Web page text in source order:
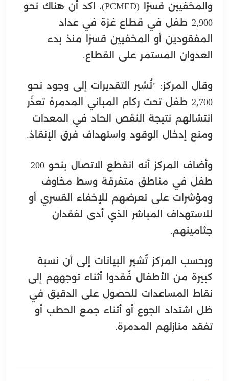
والمخفيين قسرًا (PCMED)، اكد أن هناك نحو
2,900 طفل في قطاع غزة في عداد
المفقودين أو المخفيين قسرًا منذ بدء
العدوان المستمر على القطاع.
وقال المركز: "تُشير التقديرات إلى وجود نحو
2,700 طفل تحت ركام المباني المدمرة تعذّر
انتشالهم نتيجة النقص الحاد في المعدات
ومنع إدخال الوقود واستهداف فرق الإنقاذ.
وأضاف المركز أنه انقطع الاتصال بنحو 200
طفل في مناطق متفرقة وسط مخاوف
ومؤشرات على تعرضهم للإخفاء القسري أو
للاستهداف المباشر الذي أدى لفقدان
جثامينهم.
وبحسب المركز تُشير البيانات إلى أن نسبة
كبيرة من الأطفال فُقدوا أثناء توجههم إلى
نقاط المساعدات للحصول على الدقيق في
ظل اشتداد الجوع أو أثناء جمع الحطب أو
تفقد منازلهم المدمرة.